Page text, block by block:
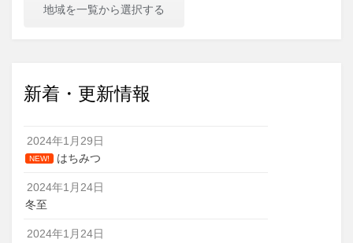
地域を一覧から選択する
新着・更新情報
2024年1月29日
NEW! はちみつ
2024年1月24日
冬至
2024年1月24日